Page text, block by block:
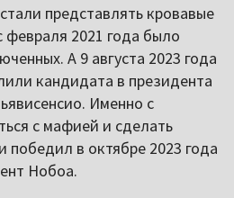
представлять кровавые
февраля 2021 года было
А 9 августа 2023 года
кандидата в президента
Именно с
с мафией и сделать
победил в октябре 2023 года
Нобоа.